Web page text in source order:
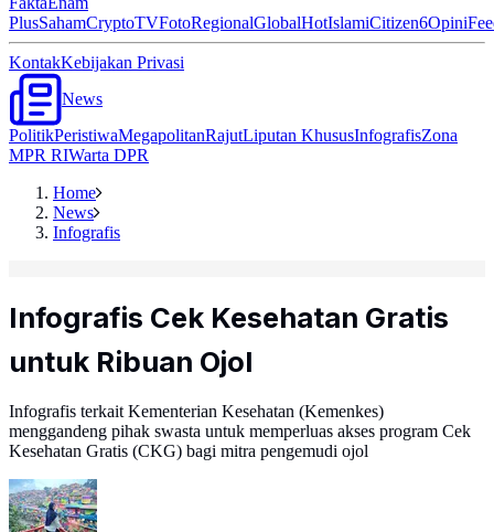
PlusSahamCryptoTVFotoRegionalGlobalHotIslamiCitizen6Opini
KontakKebijakan Privasi
News
PolitikPeristiwaMegapolitanRajutLiputan KhususInfografisZona
MPR RIWarta DPR
Home
News
Infografis
Infografis Cek Kesehatan Gratis
untuk Ribuan Ojol
Infografis terkait Kementerian Kesehatan (Kemenkes)
menggandeng pihak swasta untuk memperluas akses program Cek
Kesehatan Gratis (CKG) bagi mitra pengemudi ojol